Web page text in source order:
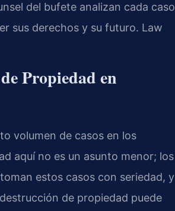
del bufete analizan cada caso
sus derechos y su futuro. Law
Propiedad en
volumen de casos en los
aquí no es un asunto menor; los
estos casos con seriedad, y
de propiedad puede